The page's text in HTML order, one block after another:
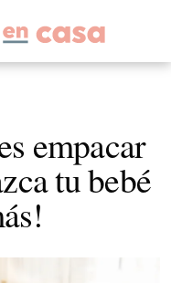
empacar
tu bebé